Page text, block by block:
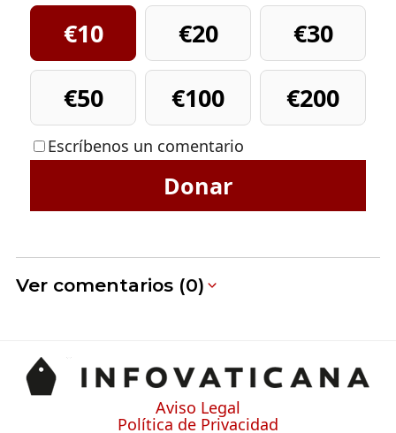
€10 €20
€30
€50
€100 €200
Escríbenos un comentario
Donar
Ver comentarios (0)
Aviso Legal
Política de Privacidad